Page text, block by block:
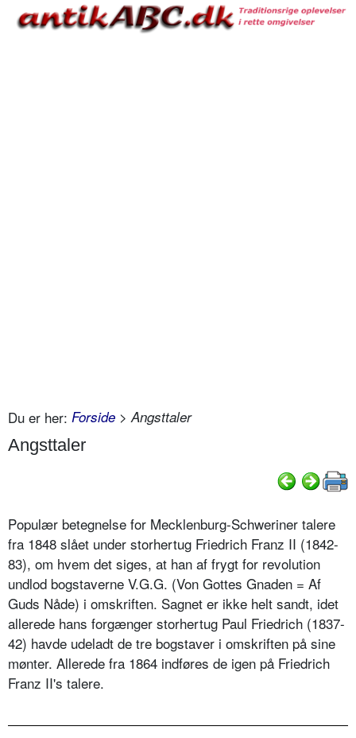
Du er her: Forside > Angsttaler
Angsttaler
Populær betegnelse for Mecklenburg-Schweriner talere
fra 1848 slået under storhertug Friedrich Franz II (1842-
83), om hvem det siges, at han af frygt for revolution
undlod bogstaverne V.G.G. (Von Gottes Gnaden = Af
Guds Nåde) i omskriften. Sagnet er ikke helt sandt, idet
allerede hans forgænger storhertug Paul Friedrich (1837-
42) havde udeladt de tre bogstaver i omskriften på sine
mønter. Allerede fra 1864 indføres de igen på Friedrich
Franz II's talere.